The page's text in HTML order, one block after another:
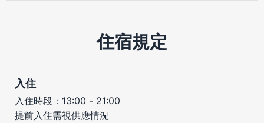
住宿規定
入住
入住時段：13:00 - 21:00
提前入住需視供應情況